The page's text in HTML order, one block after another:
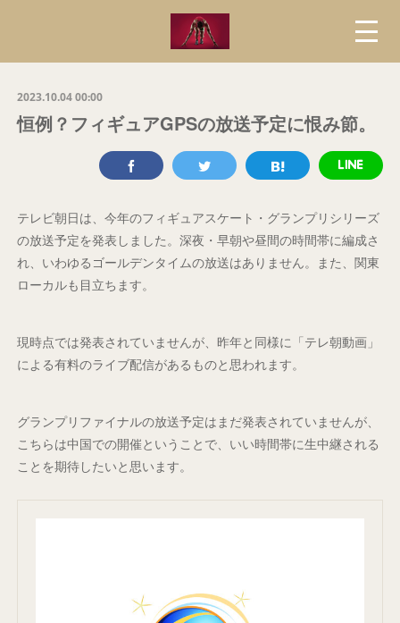
2023.10.04 00:00
恒例？フィギュアGPSの放送予定に恨み節。
テレビ朝日は、今年のフィギュアスケート・グランプリシリーズ
の放送予定を発表しました。深夜・早朝や昼間の時間帯に編成さ
れ、いわゆるゴールデンタイムの放送はありません。また、関東
ローカルも目立ちます。
現時点では発表されていませんが、昨年と同様に「テレ朝動画」
による有料のライブ配信があるものと思われます。
グランプリファイナルの放送予定はまだ発表されていませんが、
こちらは中国での開催ということで、いい時間帯に生中継される
ことを期待したいと思います。